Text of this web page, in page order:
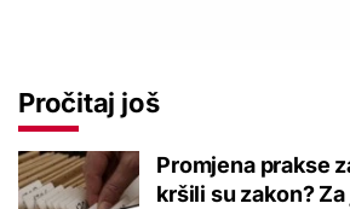
Pročitaj još
Promjena prakse
kršili su zakon?